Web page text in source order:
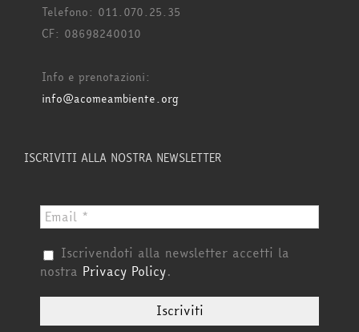
Telefono: 011.070.25.35
CF: 08698240010
Info e prenotazioni:
info@acomeambiente.org
ISCRIVITI ALLA NOSTRA NEWSLETTER
Iscrivendoti alla newsletter accetti la
nostra Privacy Policy.